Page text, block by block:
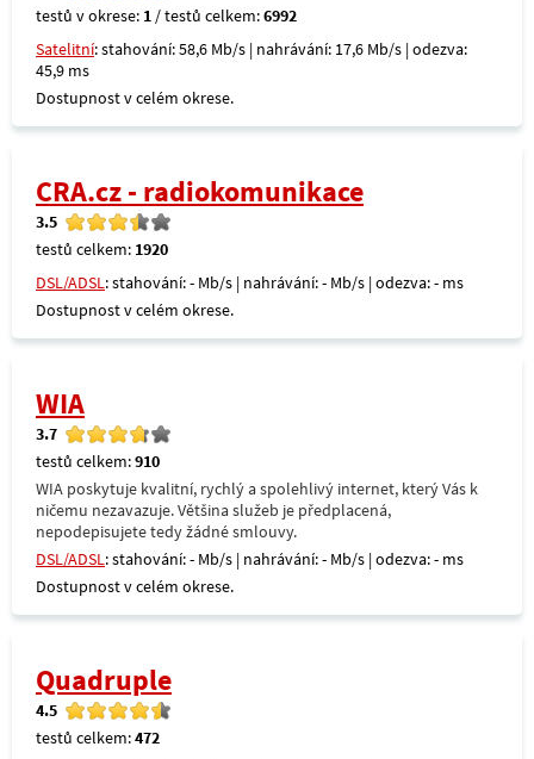
testů v okrese: 1 / testů celkem:6992
Satelitní: stahování: 58,6 Mb/s | nahrávání: 17,6 Mb/s | odezva:
45,9 ms
Dostupnost v celém okrese.
CRA.cz - radiokomunikace
3.5
testů celkem: 1920
DSL/ADSL: stahování: - Mb/s | nahrávání: - Mb/s | odezva: - ms
Dostupnost v celém okrese.
WIA
3.7
testů celkem:910
WIA poskytuje kvalitní, rychlý a spolehlivý internet, který Vás k
ničemu nezavazuje. Většina služeb je předplacená,
nepodepisujete tedy žádné smlouvy.
DSL/ADSL: stahování: - Mb/s | nahrávání: - Mb/s | odezva: - ms
Dostupnost v celém okrese.
Quadruple
4.5
testů celkem:472